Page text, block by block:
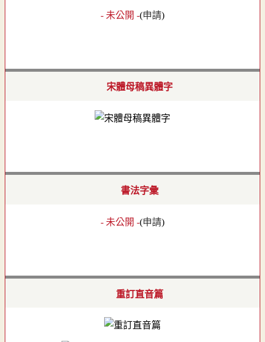
- 未公開 -(申請)
宋體母稿異體字
書法字彙
- 未公開 -(申請)
重訂直音篇